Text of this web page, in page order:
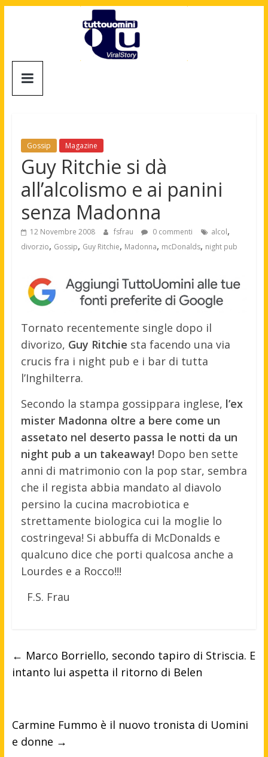
Tuttouomini
Motori,
gay
news
moda
maschile
Gossip Magazine
Guy Ritchie si dà
all’alcolismo e ai panini
senza Madonna
12 Novembre 2008 fsfrau 0 commenti alcol,
divorzio, Gossip, Guy Ritchie, Madonna, mcDonalds, night pub
Tornato recentemente single dopo il
divorizo, Guy Ritchie sta facendo una via
crucis fra i night pub e i bar di tutta
l’Inghilterra.
Secondo la stampa gossippara inglese, l’ex
mister Madonna oltre a bere come un
assetato nel deserto passa le notti da un
night pub a un takeaway!Dopo ben sette
anni di matrimonio con la pop star, sembra
che il regista abbia mandato al diavolo
persino la cucina macrobiotica e
strettamente biologica cui la moglie lo
costringeva! Si abbuffa di McDonalds e
qualcuno dice che porti qualcosa anche a
Lourdes e a Rocco!!!
F.S. Frau
← Marco Borriello, secondo tapiro di Striscia. E
intanto lui aspetta il ritorno di Belen
Carmine Fummo è il nuovo tronista di Uomini
e donne →